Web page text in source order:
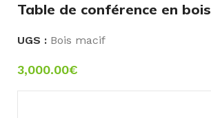
Table de conférence en bois
UGS : Bois macif
3,000.00€